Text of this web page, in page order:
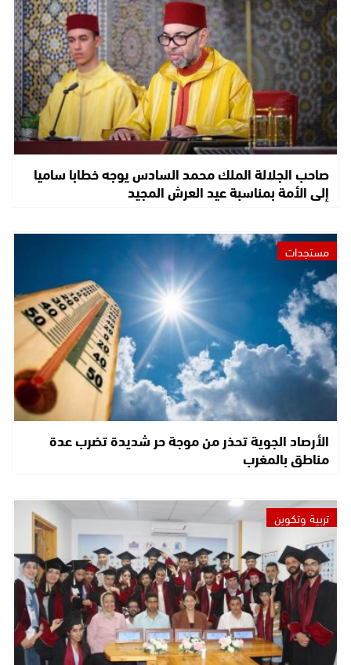
صاحب الجلالة الملك محمد السادس يوجه خطابا ساميا
إلى الأمة بمناسبة عيد العرش المجيد
مستجدات
الأرصاد الجوية تحذر من موجة حر شديدة تضرب عدة
مناطق بالمغرب
تربية وتكوين